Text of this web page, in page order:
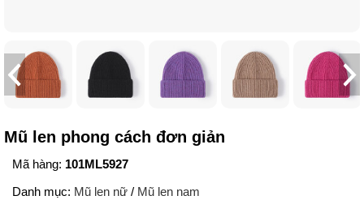
Mũ len phong cách đơn giản
Mã hàng: 101ML5927
Danh mục: Mũ len nữ / Mũ len nam